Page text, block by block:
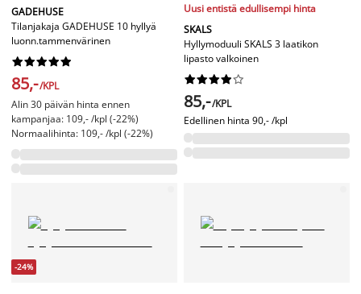
GADEHUSE
Tilanjakaja GADEHUSE 10 hyllyä
luonn.tammenvärinen






85,-/KPL
Alin 30 päivän hinta ennen
kampanjaa: 109,- /kpl (-22%)
Normaalihinta: 109,- /kpl (-22%)
Uusi entistä edullisempi hinta
SKALS
Hyllymoduuli SKALS 3 laatikon
lipasto valkoinen






85,-/KPL
Edellinen hinta 90,- /kpl
-24%